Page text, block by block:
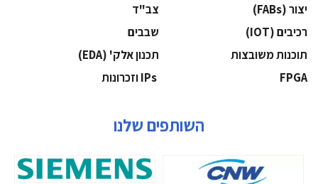
‫יצור (‪(FABs‬‬
‫צב"ד‬
‫רכיבים‬ (IOT)
‫שבבים‬
‫תוכנות משובצות‬
‫תכנון אלק' (‪(EDA‬‬
‫‪FPGA‬‬
השותפים שלנו